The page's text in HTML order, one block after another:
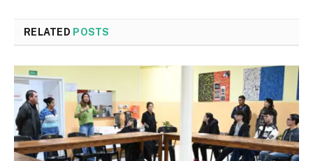
RELATED POSTS